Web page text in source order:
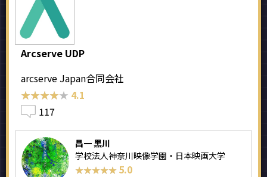
Arcserve UDP
arcserve Japan合同会社
★★★★★
★★★★★ 4.1
117
昌一 黒川
学校法人神奈川映像学園・日本映画大学
★★★★★
★★★★★ 5.0